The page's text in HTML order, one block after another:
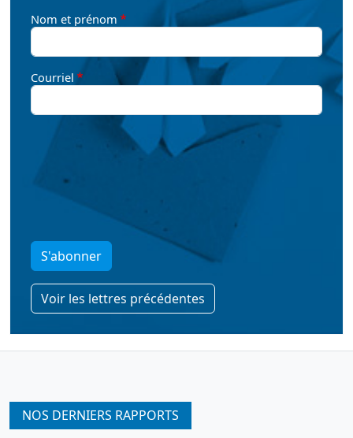
Nom et prénom
Courriel
S'abonner
Voir les lettres précédentes
NOS DERNIERS RAPPORTS